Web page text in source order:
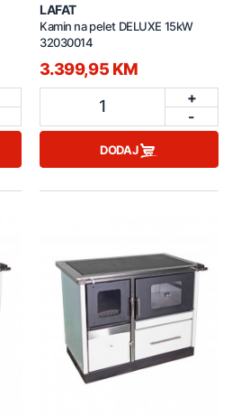
LAFAT
Kamin na pelet DELUXE 15kW
32030014
3.399,95 KM
1
+
-
DODAJ